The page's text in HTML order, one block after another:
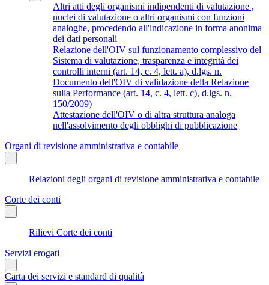
Altri atti degli organismi indipendenti di valutazione ,
nuclei di valutazione o altri organismi con funzioni
analoghe, procedendo all'indicazione in forma anonima
dei dati personali
Relazione dell'OIV sul funzionamento complessivo del
Sistema di valutazione, trasparenza e integrità dei
controlli interni (art. 14, c. 4, lett. a), d.lgs. n.
Documento dell'OIV di validazione della Relazione
sulla Performance (art. 14, c. 4, lett. c), d.lgs. n.
150/2009)
Attestazione dell'OIV o di altra struttura analoga
nell'assolvimento degli obblighi di pubblicazione
Organi di revisione amministrativa e contabile
Relazioni degli organi di revisione amministrativa e contabile
Corte dei conti
Rilievi Corte dei conti
Servizi erogati
Carta dei servizi e standard di qualità